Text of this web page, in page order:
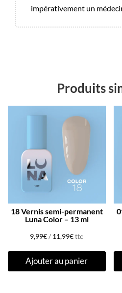
impérativement un
Produits
18 Vernis semi-permanent
Luna Color – 13 ml
9,99€/ 11,99€ttc
Ajouter au panier